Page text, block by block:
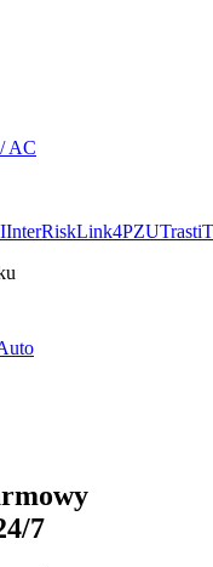
AC
InterRiskLink4PZUTrasti
7